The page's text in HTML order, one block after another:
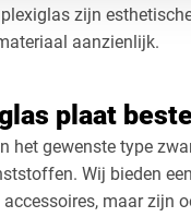
zijn
aanzienlijk.
plaat
het gewenste type
Wij bieden
maar zijn